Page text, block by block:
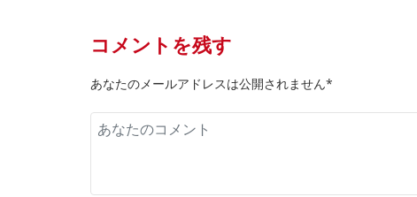
コメントを残す
あなたのメールアドレスは公開されません*